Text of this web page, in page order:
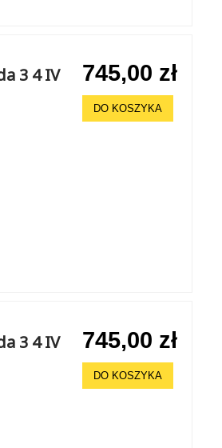
3 4 IV
745,00 zł
DO KOSZYKA
3 4 IV
745,00 zł
DO KOSZYKA